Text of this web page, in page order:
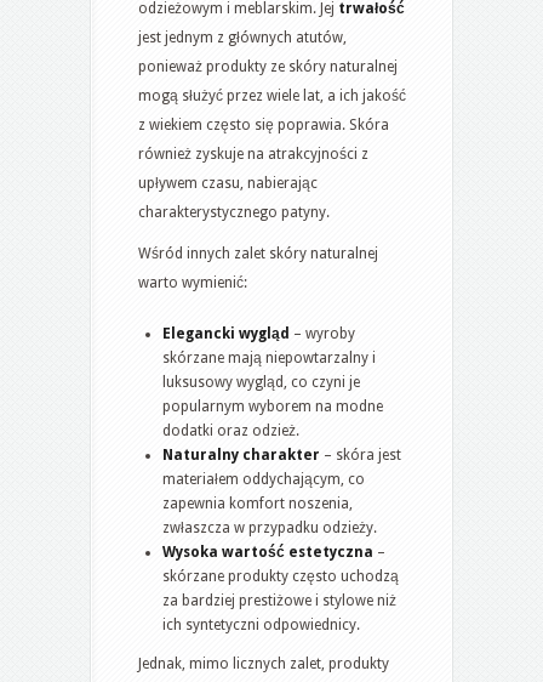
odzieżowym i meblarskim. Jej trwałość
jest jednym z głównych atutów,
ponieważ produkty ze skóry naturalnej
mogą służyć przez wiele lat, a ich jakość
z wiekiem często się poprawia. Skóra
również zyskuje na atrakcyjności z
upływem czasu, nabierając
charakterystycznego patyny.
Wśród innych zalet skóry naturalnej
warto wymienić:
Elegancki wygląd – wyroby
skórzane mają niepowtarzalny i
luksusowy wygląd, co czyni je
popularnym wyborem na modne
dodatki oraz odzież.
Naturalny charakter – skóra jest
materiałem oddychającym, co
zapewnia komfort noszenia,
zwłaszcza w przypadku odzieży.
Wysoka wartość estetyczna –
skórzane produkty często uchodzą
za bardziej prestiżowe i stylowe niż
ich syntetyczni odpowiednicy.
Jednak, mimo licznych zalet, produkty